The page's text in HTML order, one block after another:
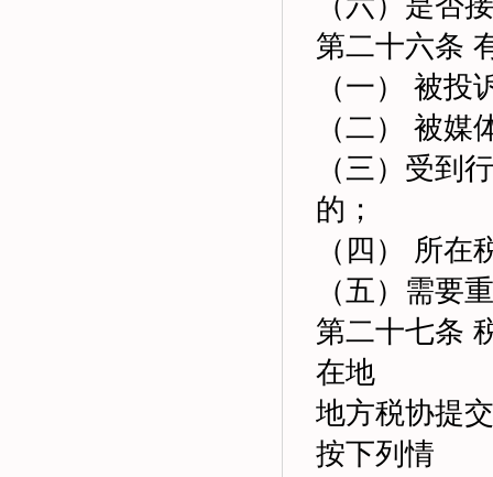
第二十六条
（一） 被
（二） 被媒
（三）受到
的；
（四） 所
（五）需要
第二十七条
在地
地方税协提
按下列情